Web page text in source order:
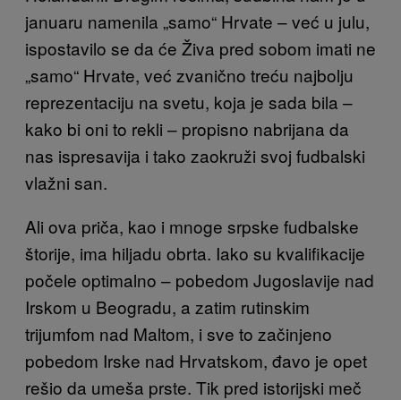
januaru namenila „samo“ Hrvate – već u julu,
ispostavilo se da će Živa pred sobom imati ne
„samo“ Hrvate, već zvanično treću najbolju
reprezentaciju na svetu, koja je sada bila –
kako bi oni to rekli – propisno nabrijana da
nas ispresavija i tako zaokruži svoj fudbalski
vlažni san.
Ali ova priča, kao i mnoge srpske fudbalske
štorije, ima hiljadu obrta. Iako su kvalifikacije
počele optimalno – pobedom Jugoslavije nad
Irskom u Beogradu, a zatim rutinskim
trijumfom nad Maltom, i sve to začinjeno
pobedom Irske nad Hrvatskom, đavo je opet
rešio da umeša prste. Tik pred istorijski meč